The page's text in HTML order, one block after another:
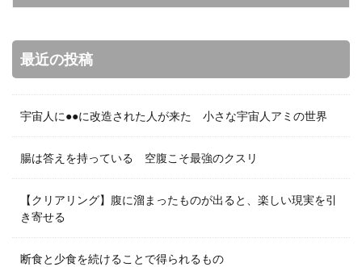
最近の投稿
宇宙人に●●に改造された人が来た 小さな宇宙人アミの世界
腸は答えを持っている 空腹こそ最強のクスリ
【クリアリング】腹に溜まったものが出ると、楽しい現実を引
き寄せる
断食と少食を続けることで得られるもの